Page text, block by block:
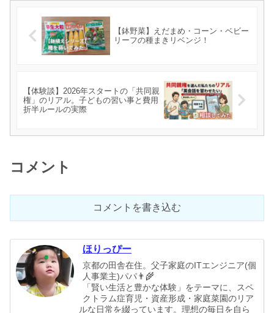
【鉢野菜】えだまめ・コーン・ベビー
リーフの種まきリベンジ！
【体験談】2026年スタートの「共同親
権」のリアル。子どもの習い事と費用
折半ルールの実際
コメント
コメントを書き込む
ほりっぴー
京都の田舎在住。父子家庭のITエンジニア(個
人事業主)パパ👨‍🌾
「賢い生活と豊かな体験」をテーマに、スペ
クトラム症育児・資産形成・家庭菜園のリア
ルな日常を綴っています。理想の毎日を自ら